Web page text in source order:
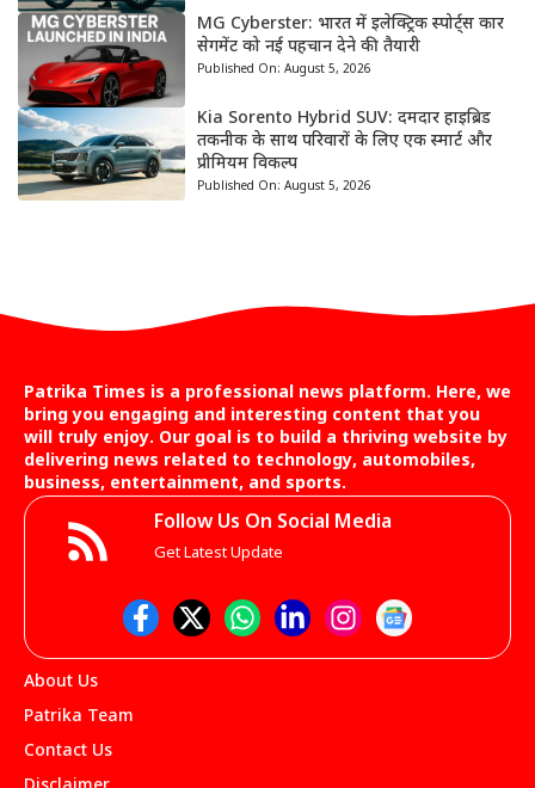
MG Cyberster: भारत में इलेक्ट्रिक स्पोर्ट्स कार
सेगमेंट को नई पहचान देने की तैयारी
Published On: August 5, 2026
Kia Sorento Hybrid SUV: दमदार हाइब्रिड
तकनीक के साथ परिवारों के लिए एक स्मार्ट और
प्रीमियम विकल्प
Published On: August 5, 2026
Patrika Times is a professional news platform. Here, we
bring you engaging and interesting content that you
will truly enjoy. Our goal is to build a thriving website by
delivering news related to technology, automobiles,
business, entertainment, and sports.
Follow Us On Social Media
Get Latest Update
About Us
Patrika Team
Contact Us